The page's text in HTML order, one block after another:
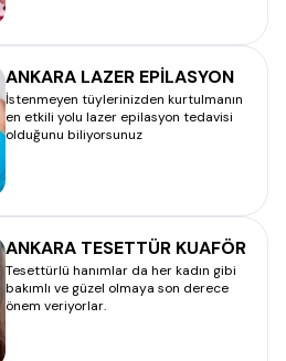
ANKARA LAZER EPİLASYON
İstenmeyen tüylerinizden kurtulmanın
en etkili yolu lazer epilasyon tedavisi
olduğunu biliyorsunuz
ANKARA TESETTÜR KUAFÖR
Tesettürlü hanımlar da her kadın gibi
bakımlı ve güzel olmaya son derece
önem veriyorlar.